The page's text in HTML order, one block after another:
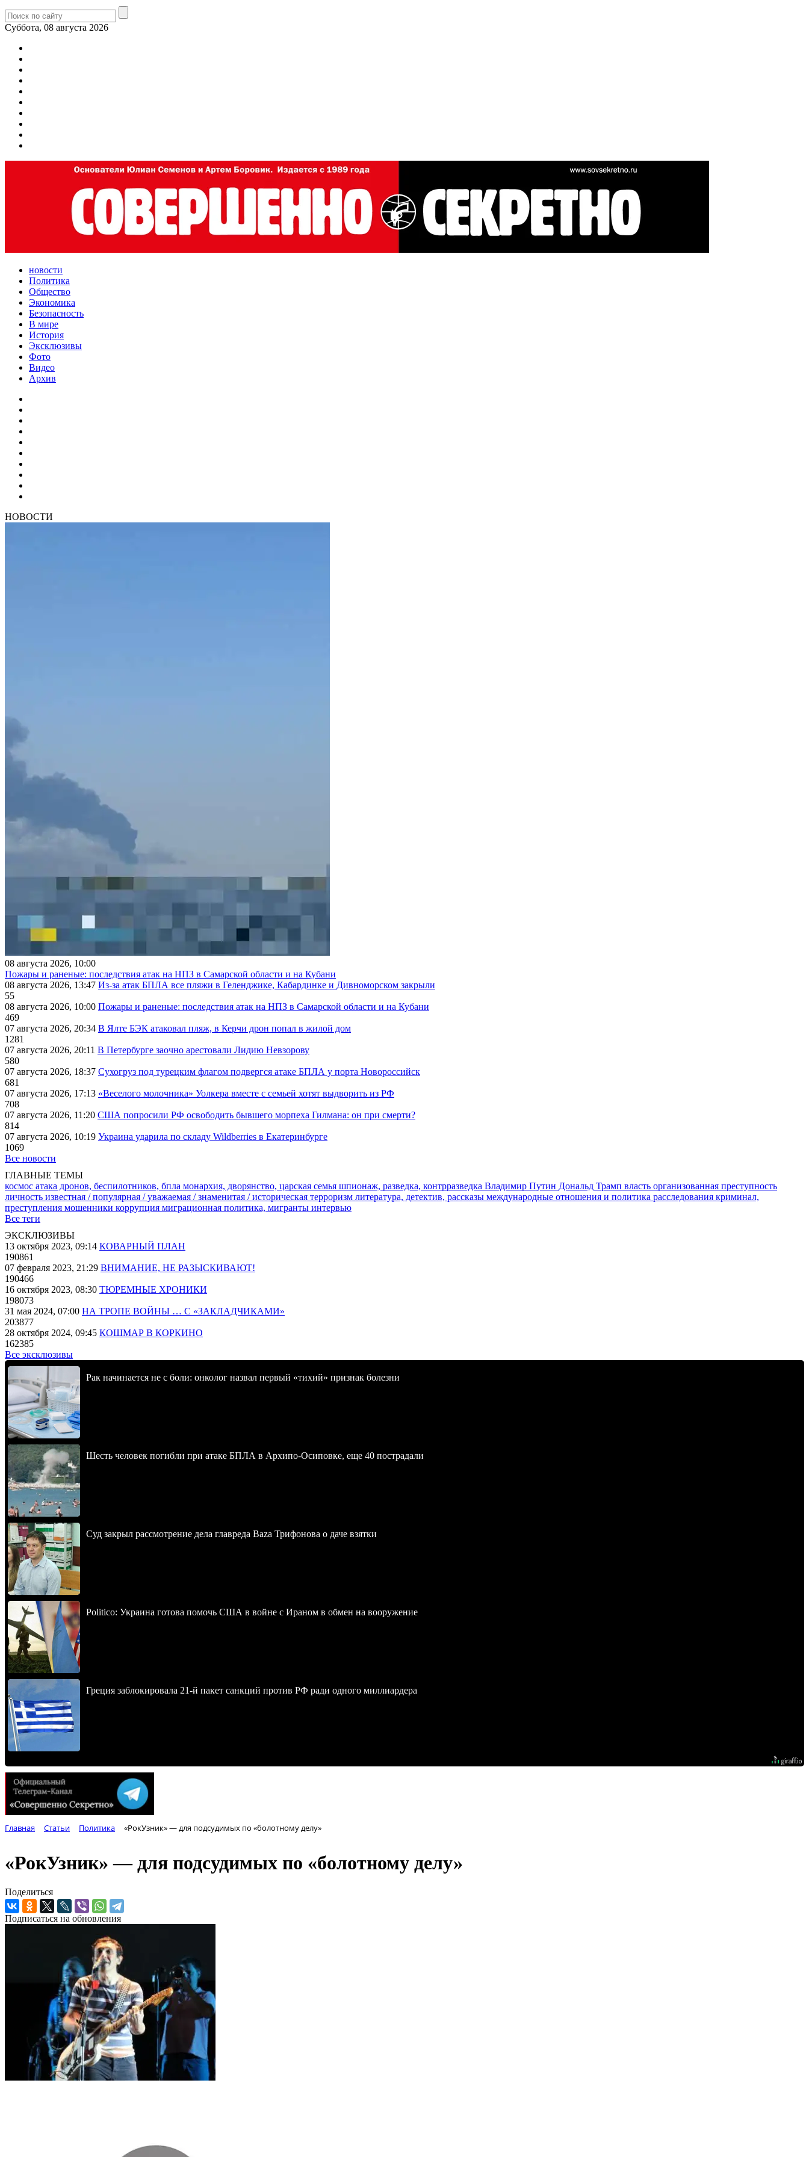
Суббота, 08 августа 2026
новости
Политика
Общество
Экономика
Безопасность
В мире
История
Эксклюзивы
Фото
Видео
Архив
НОВОСТИ
08 августа 2026, 10:00
Пожары и раненые: последствия атак на НПЗ в Самарской области и на Кубани
08 августа 2026, 13:47 Из-за атак БПЛА все пляжи в Геленджике, Кабардинке и Дивноморском закрыли
55
08 августа 2026, 10:00 Пожары и раненые: последствия атак на НПЗ в Самарской области и на Кубани
469
07 августа 2026, 20:34 В Ялте БЭК атаковал пляж, в Керчи дрон попал в жилой дом
1281
07 августа 2026, 20:11 В Петербурге заочно арестовали Лидию Невзорову
580
07 августа 2026, 18:37 Сухогруз под турецким флагом подвергся атаке БПЛА у порта Новороссийск
681
07 августа 2026, 17:13 «Веселого молочника» Уолкера вместе с семьей хотят выдворить из РФ
708
07 августа 2026, 11:20 США попросили РФ освободить бывшего морпеха Гилмана: он при смерти?
814
07 августа 2026, 10:19 Украина ударила по складу Wildberries в Екатеринбурге
1069
Все новости
ГЛАВНЫЕ ТЕМЫ
космос атака дронов, беспилотников, бпла монархия, дворянство, царская семья шпионаж, разведка, контрразведка Владимир Путин Дональд Трамп власть организованная преступность
личность известная / популярная / уважаемая / знаменитая / историческая терроризм литература, детектив, рассказы международные отношения и политика расследования криминал,
преступления мошенники коррупция миграционная политика, мигранты интервью
Все теги
ЭКСКЛЮЗИВЫ
13 октября 2023, 09:14 КОВАРНЫЙ ПЛАН
190861
07 февраля 2023, 21:29 ВНИМАНИЕ, НЕ РАЗЫСКИВАЮТ!
190466
16 октября 2023, 08:30 ТЮРЕМНЫЕ ХРОНИКИ
198073
31 мая 2024, 07:00 НА ТРОПЕ ВОЙНЫ … С «ЗАКЛАДЧИКАМИ»
203877
28 октября 2024, 09:45 КОШМАР В КОРКИНО
162385
Все эксклюзивы
Рак начинается не с боли: онколог назвал первый «тихий» признак болезни
Шесть человек погибли при атаке БПЛА в Архипо-Осиповке, еще 40 пострадали
Суд закрыл рассмотрение дела главреда Baza Трифонова о даче взятки
Politico: Украина готова помочь США в войне с Ираном в обмен на вооружение
Греция заблокировала 21-й пакет санкций против РФ ради одного миллиардера
Главная Статьи Политика «РокУзник» — для подсудимых по «болотному делу»
«РокУзник» — для подсудимых по «болотному делу»
Поделиться
Подписаться на обновления